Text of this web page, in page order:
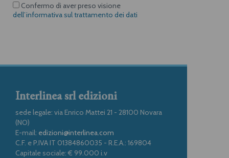
Confermo di aver preso visione
dell’informativa sul trattamento dei dati
Interlinea srl edizioni
sede legale: via Enrico Mattei 21 - 28100 Novara
(NO)
E-mail: edizioni@interlinea.com
C.F. e P.IVA IT 01384860035 - R.E.A.: 169804
Capitale sociale: € 99.000 i.v